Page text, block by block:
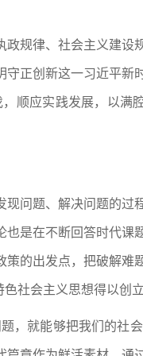
规律、社会主义建设
正创新这一习近平新
顺应实践发展，以满
问题、解决问题的过
是在不断回答时代课
的出发点，把破解难
社会主义思想得以创
，就能够把我们的社